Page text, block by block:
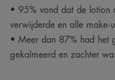
• 95% vond dat de lotion
verwijderde en alle make-
• Meer dan 87% had het
gekalmeerd en zachter